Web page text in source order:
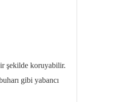
şekilde koruyabilir.
gibi yabancı